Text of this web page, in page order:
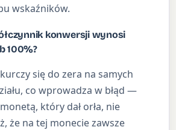
wskaźników.
konwersji wynosi
100%?
się do zera na samych
co wprowadza w błąd —
który dał orła, nie
że na tej monecie zawsze